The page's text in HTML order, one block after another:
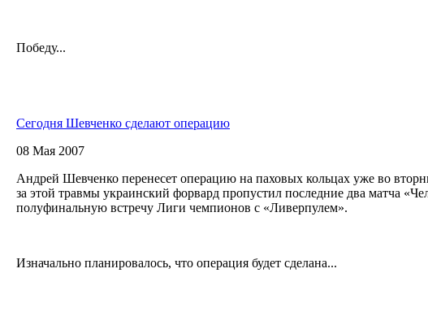
Победу...
Сегодня Шевченко сделают операцию
08 Мая 2007
Андрей Шевченко перенесет операцию на паховых кольцах уже во
за этой травмы украинский форвард пропустил последние два матча
полуфинальную встречу Лиги чемпионов с «Ливерпулем».
Изначально планировалось, что операция будет сделана...